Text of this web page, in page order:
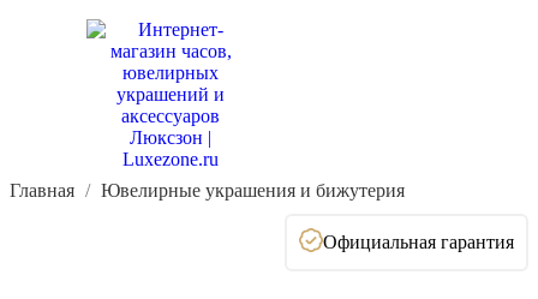
Главная Ювелирные украшения и бижутерия
Официальная гарантия